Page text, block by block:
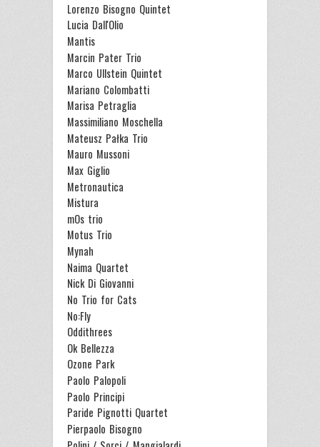
Lorenzo Bisogno Quintet
Lucia Dall'Olio
Mantis
Marcin Pater Trio
Marco Ullstein Quintet
Mariano Colombatti
Marisa Petraglia
Massimiliano Moschella
Mateusz Pałka Trio
Mauro Mussoni
Max Giglio
Metronautica
Mistura
mOs trio
Motus Trio
Mynah
Naima Quartet
Nick Di Giovanni
No Trio for Cats
No:Fly
Oddithrees
Ok Bellezza
Ozone Park
Paolo Palopoli
Paolo Principi
Paride Pignotti Quartet
Pierpaolo Bisogno